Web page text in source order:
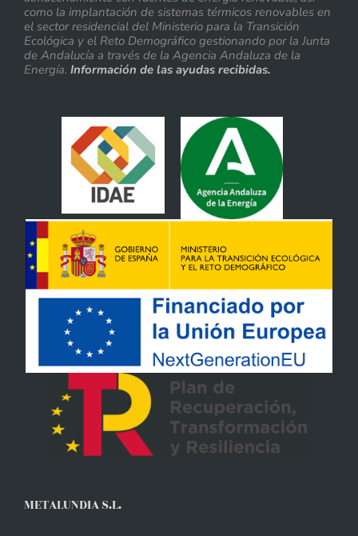
como la implantación de sistemas térmicos renovables en
el sector residencial del Ministerio para la Transición
Ecológica y el Reto Demográfico gestionando por la Junta
de Andalucía a través de la Agencia Andaluza de la
Energía. Información de las ayudas recibidas.
METALUNDIA S.L.